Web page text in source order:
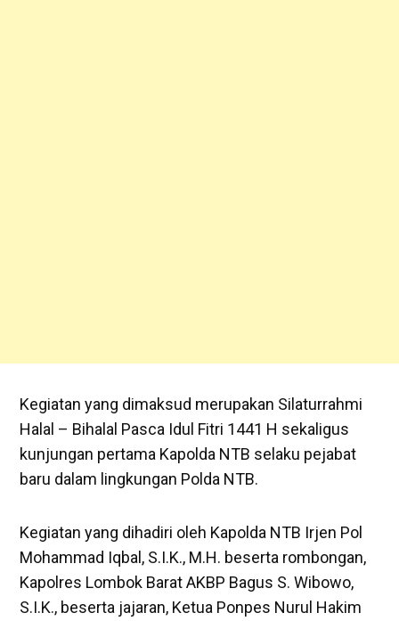
Kegiatan yang dimaksud merupakan Silaturrahmi
Halal – Bihalal Pasca Idul Fitri 1441 H sekaligus
kunjungan pertama Kapolda NTB selaku pejabat
baru dalam lingkungan Polda NTB.
Kegiatan yang dihadiri oleh Kapolda NTB Irjen Pol
Mohammad Iqbal, S.I.K., M.H. beserta rombongan,
Kapolres Lombok Barat AKBP Bagus S. Wibowo,
S.I.K., beserta jajaran, Ketua Ponpes Nurul Hakim